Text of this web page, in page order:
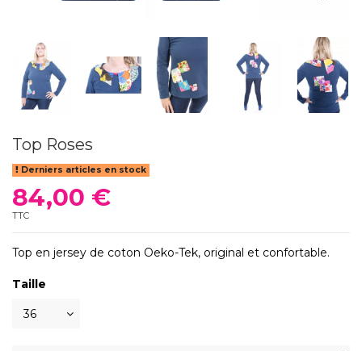
Top Roses
Derniers articles en stock
84,00 €
TTC
Top en jersey de coton Oeko-Tek, original et confortable.
Taille